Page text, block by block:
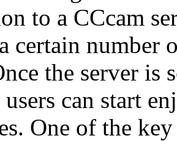
to a CCcam
certain
the server is
users can start
One of the